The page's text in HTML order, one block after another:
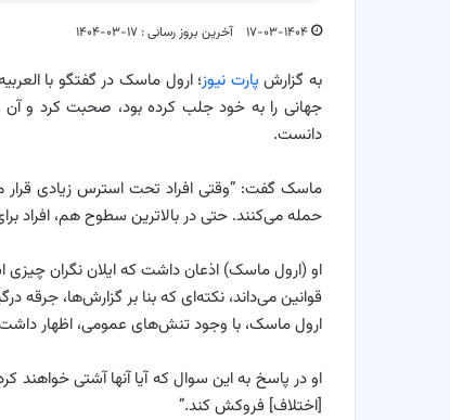
۱۷-۰۳-۱۴۰۴ آخرین بروز رسانی : ۱۷-۰۳-۱۴۰۴
به گزارش پارت نیوز؛ ارول ماسک در گفتگو با
جهانی را به خود جلب کرده بود، صحبت کرد و
دانست.
ماسک گفت: “وقتی افراد تحت استرس زیادی قرار
حمله می‌کنند. حتی در بالاترین سطوح هم، افراد
او (ارول ماسک) اذعان داشت که ایلان نگران چیزی
قوانین می‌داند، نکته‌ای که بنا بر گزارش‌ها، جرقه
ارول ماسک، با وجود تنش‌های عمومی، اظهار
او در پاسخ به این سوال که آیا آنها آشتی خواهند
[اختلاف] فروکش کند.”